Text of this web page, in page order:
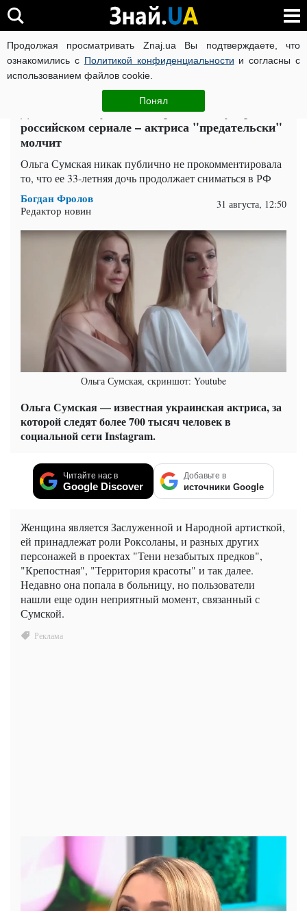
Продолжая просматривать Znaj.ua Вы подтверждаете, что
ознакомились с Политикой конфиденциальности и согласны с
использованием файлов cookie.
Понял
ВОЙНА РОССИИ ПРОТИВ УКРАИНЫ КОРОНАВИРУС В
ЧИТАТИ УКРАЇНСЬКОЮ
Дочь Ольги Сумской сыграла главную роль в
российском сериале – актриса "предательски"
молчит
Ольга Сумская никак публично не прокомментировала
то, что ее 33-летняя дочь продолжает сниматься в РФ
Богдан Фролов
Редактор новин 31 августа, 12:50
Ольга Сумская, скриншот: Youtube
Ольга Сумская — известная украинская актриса, за
которой следят более 700 тысяч человек в
социальной сети Instagram.
Читайте нас в
Google Discover
Добавьте в
источники Google
Женщина является Заслуженной и Народной артисткой,
ей принадлежат роли Роксоланы, и разных других
персонажей в проектах "Тени незабытых предков",
"Крепостная", "Территория красоты" и так далее.
Недавно она попала в больницу, но пользователи
нашли еще один неприятный момент, связанный с
Сумской.